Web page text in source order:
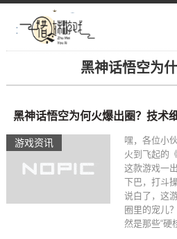
黑神话悟空为
游戏资讯
黑神话悟空为何火爆出圈？技术
嘿，各位小
火到飞起的
这款游戏一
下巴，打斗
说白了，这
圈里的宠儿
然是那些“硬